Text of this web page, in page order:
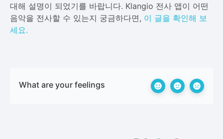
대해 설명이 되었기를 바랍니다. Klangio 전사 앱이 어떤
음악을 전사할 수 있는지 궁금하다면, 이 글을 확인해 보
세요.
What are your feelings